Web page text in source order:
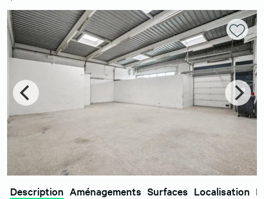
Description Aménagements Surfaces Localisation